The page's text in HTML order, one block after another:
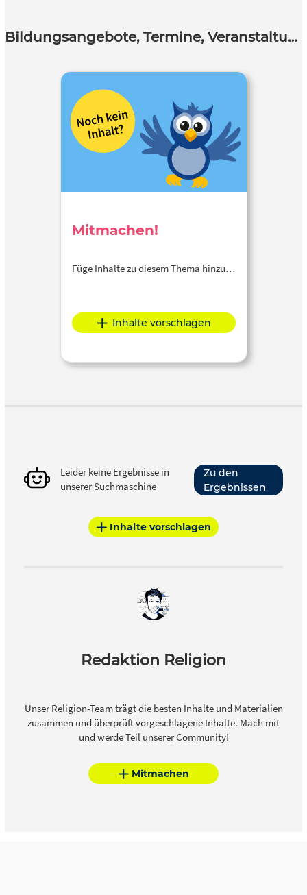
Bildungsangebote, Termine, Veranstaltungen
Mitmachen!
Füge Inhalte zu diesem Thema hinzu…
Inhalte vorschlagen
Leider keine Ergebnisse in
unserer Suchmaschine
Zu den
Ergebnissen
Inhalte vorschlagen
Redaktion Religion
Unser Religion-Team trägt die besten Inhalte und Materialien
zusammen und überprüft vorgeschlagene Inhalte. Mach mit
und werde Teil unserer Community!
Mitmachen